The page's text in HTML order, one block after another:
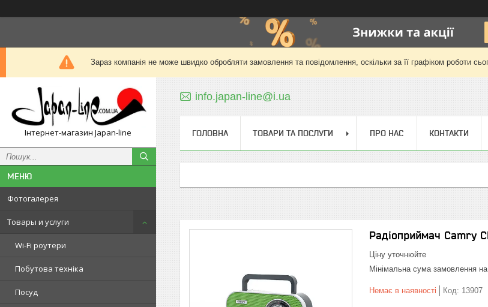
Зараз компанія не може швидко обробляти замовлення та повідомлення, оскільки за її графіком роботи
Інтернет-магазин Japan-line
Фотогалерея
Товары и услуги
Wi-Fi роутери
Побутова техніка
Посуд
info.japan-line@i.ua
ГОЛОВНА ТОВАРИ ТА ПОСЛУГИ ПРО НАС КОНТАКТИ
Радіоприймач Camry
Ціну уточнюйте
Мінімальна сума замовлення
Немає в наявності Код: 13907